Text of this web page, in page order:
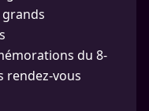
du 8-
rendez-vous